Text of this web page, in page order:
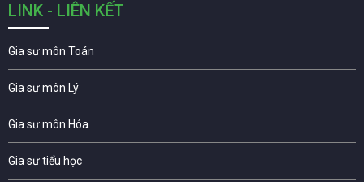
LINK - LIÊN KẾT
Gia sư môn Toán
Gia sư môn Lý
Gia sư môn Hóa
Gia sư tiểu học